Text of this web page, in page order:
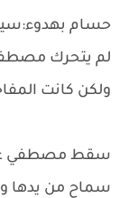
حسام بهدوء:سيب
لم يتحرك
ولكن كانت
سقط مصطفي
سماح من يدها